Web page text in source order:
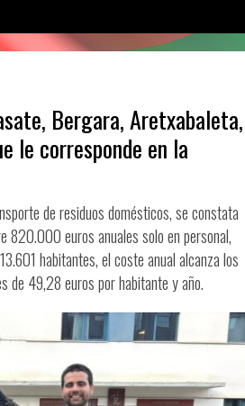
Bergara, Aretxabaleta,
le corresponde en la
de residuos domésticos, se constata
820.000 euros anuales solo en personal,
habitantes, el coste anual alcanza los
de 49,28 euros por habitante y año.